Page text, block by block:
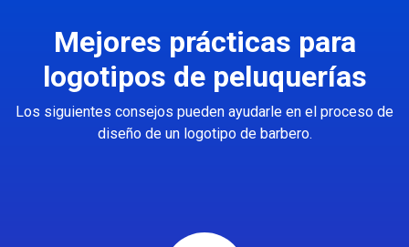
Mejores prácticas para
logotipos de peluquerías
Los siguientes consejos pueden ayudarle en el proceso de
diseño de un logotipo de barbero.